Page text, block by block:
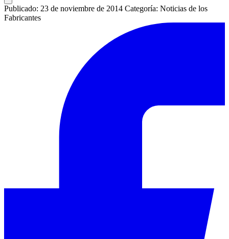
Publicado: 23 de noviembre de 2014 Categoría: Noticias de los
Fabricantes